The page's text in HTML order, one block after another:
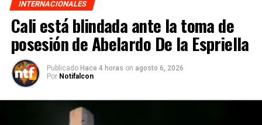
INTERNACIONALES
Cali está blindada ante la toma de
posesión de Abelardo De la Espriella
Publicado Hace 4 horas on agosto 6, 2026
Por Notifalcon